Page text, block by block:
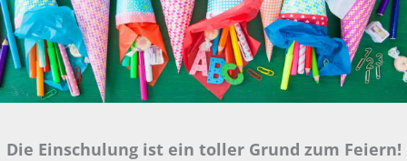
Die Einschulung ist ein toller Grund zum Feiern!